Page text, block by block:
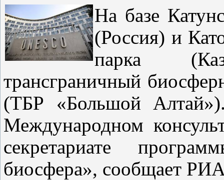
На базе
(Россия) и
парка
трансграничный
(ТБР «Большой
Международном
секретариате
биосфера», сообщает